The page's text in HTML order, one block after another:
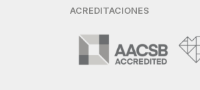
ACREDITACIONES